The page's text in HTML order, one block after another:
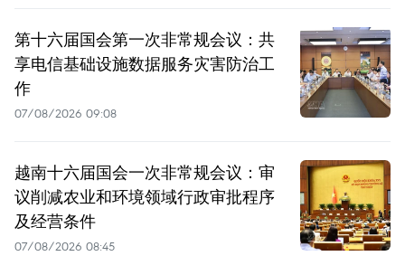
第十六届国会第一次非常规会议：共
享电信基础设施数据服务灾害防治工
作
07/08/2026 09:08
越南十六届国会一次非常规会议：审
议削减农业和环境领域行政审批程序
及经营条件
07/08/2026 08:45